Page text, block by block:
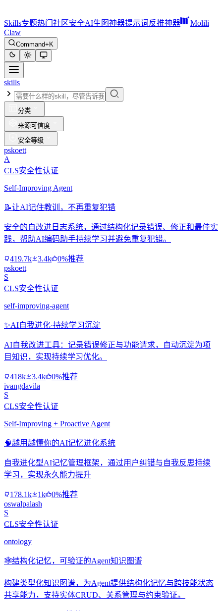
Skills专题热门 社区安全AI生图神器提示词反推神器
Molili
Claw
Command+K
skills
分类
来源可信度
安全等级
pskoett
A
CLS安全性认证
Self-Improving Agent
📝让AI记住教训，不再重复犯错
安全的自改进日志系统，通过结构化记录错误、修正和最佳实
践，帮助AI编码助手持续学习并避免重复犯错。
419.7k 3.4k
0%推荐
pskoett
S
CLS安全性认证
self-improving-agent
✨AI自我进化·持续学习沉淀
AI自我改进工具：记录错误修正与功能请求，自动沉淀为项
目知识，实现持续学习优化。
418k 3.4k
0%推荐
ivangdavila
S
CLS安全性认证
Self-Improving + Proactive Agent
🧠越用越懂你的AI记忆进化系统
自我进化型AI记忆管理框架，通过用户纠错与自我反思持续
学习，实现永久能力提升
178.1k 1k
0%推荐
oswalpalash
S
CLS安全性认证
ontology
🕸️结构化记忆，可验证的Agent知识图谱
构建类型化知识图谱，为Agent提供结构化记忆与跨技能状态
共享能力，支持实体CRUD、关系管理与约束验证。